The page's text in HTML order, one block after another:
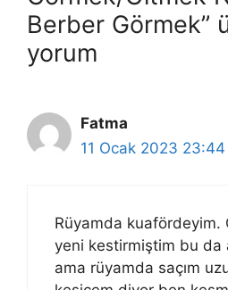
Berber Görmek”
yorum
Fatma
11 Ocak 2023 23:44
Rüyamda kuafördeyim.
yeni kestirmiştim bu da
ama rüyamda saçım